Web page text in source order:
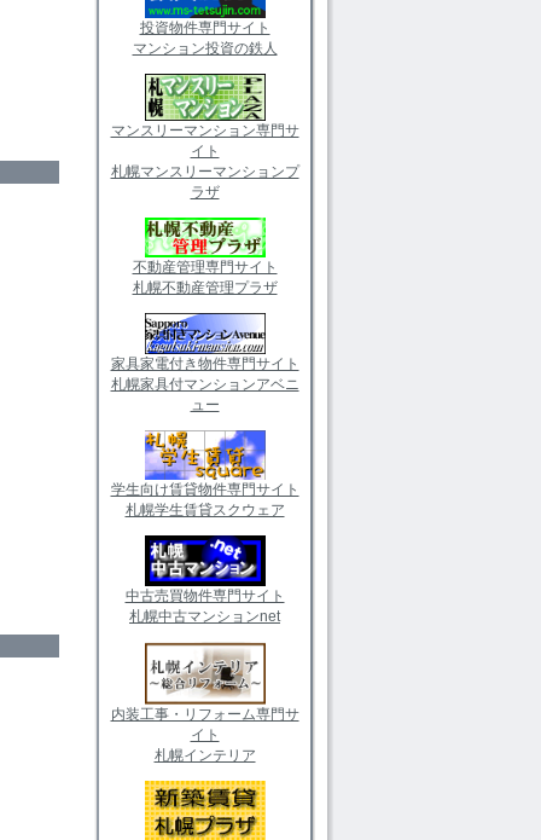
投資物件専門サイト
マンション投資の鉄人
マンスリーマンション専門サ
イト
札幌マンスリーマンションプ
ラザ
不動産管理専門サイト
札幌不動産管理プラザ
家具家電付き物件専門サイト
札幌家具付マンションアベニ
ュー
学生向け賃貸物件専門サイト
札幌学生賃貸スクウェア
中古売買物件専門サイト
札幌中古マンションnet
内装工事・リフォーム専門サ
イト
札幌インテリア